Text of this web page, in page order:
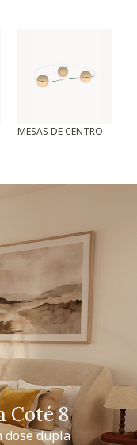
MESAS DE CENTRO
Coté 8
dose dupla